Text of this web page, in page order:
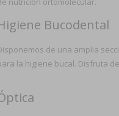
Bucodental
de una amplia
la higiene bucal. Disfruta